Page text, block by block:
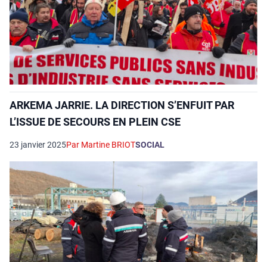
ARKEMA JARRIE. LA DIRECTION S’ENFUIT PAR
L’ISSUE DE SECOURS EN PLEIN CSE
23 janvier 2025Par Martine BRIOTSOCIAL